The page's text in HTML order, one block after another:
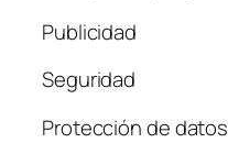
Publicidad
Seguridad
Protección de datos